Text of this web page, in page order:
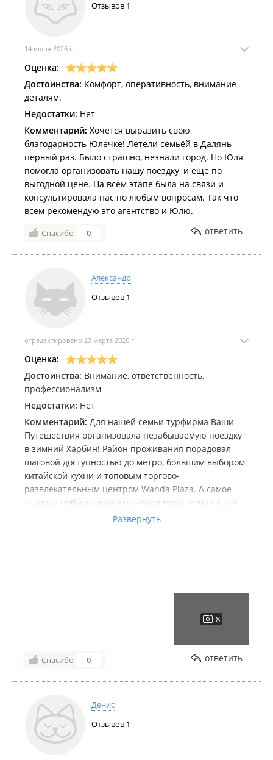
Отзывов 1
14 июня 2026 г.
Оценка:
Достоинства: Комфорт, оперативность, внимание
деталям.
Недостатки: Нет
Комментарий: Хочется выразить свою
благодарность Юлечке! Летели семьёй в Далянь
первый раз. Было страшно, незнали город. Но Юля
помогла организовать нашу поездку, и ещё по
выгодной цене. На всем этапе была на связи и
консультировала нас по любым вопросам. Так что
всем рекомендую это агентство и Юлю.
Спасибо 0 ответить
Александр
Отзывов 1
отредактировано 23 марта 2026 г.
Оценка:
Достоинства: Внимание, ответственность,
профессионализм
Недостатки: Нет
Комментарий: Для нашей семьи турфирма Ваши
Путешествия организовала незабываемую поездку
в зимний Харбин! Район проживания порадовал
шаговой доступностью до метро, большим выбором
китайской кухни и топовым торгово-
развлекательным центром Wanda Plaza. А самое
главное побывали на ключевом мероприятии для
Харбина Шоу Льда и Снега с комфортной погодой и
небольшим снежком! В общем сказочные
Развернуть
Спасибо 0 ответить
Денис
Отзывов 1